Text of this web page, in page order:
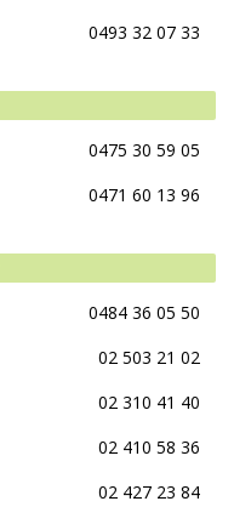
0493 32 07 33
0475 30 59 05
0471 60 13 96
0484 36 05 50
02 503 21 02
02 310 41 40
02 410 58 36
02 427 23 84